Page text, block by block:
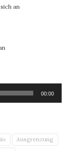
an
00:00
Ausgrenzung